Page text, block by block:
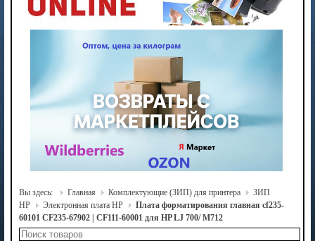
Вы здесь: Главная Комплектующие (ЗИП) для принтера
ЗИП
HP
Электронная плата HP
Плата форматирования главная cf235-
60101 CF235-67902 | CF111-60001 для HP LJ 700/ M712